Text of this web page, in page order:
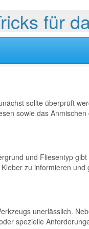
für
sollte überprüft
sowie das
und Fliesentyp
zu informieren
unerlässlich.
spezielle